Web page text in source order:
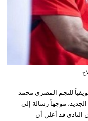
للنجم المصري محمد
موجهاً رسالة إلى
النادي قد أعلن أن